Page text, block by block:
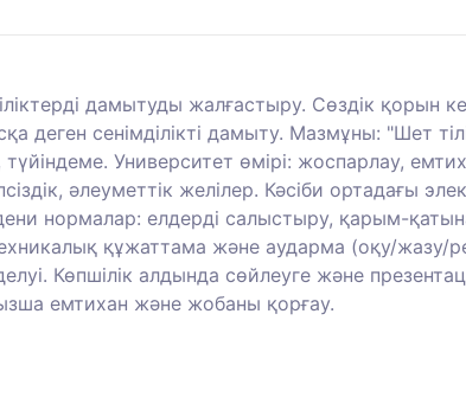
дамытуды жалғастыру. Сөздік қорын
сенімділікті дамыту. Мазмұны: "Шет
Университет өмірі: жоспарлау,
әлеуметтік желілер. Кәсіби ортадағы
нормалар: елдерді салыстыру, қарым-
құжаттама және аударма (оқу/жазу/
Көпшілік алдында сөйлеуге және
емтихан және жобаны қорғау.